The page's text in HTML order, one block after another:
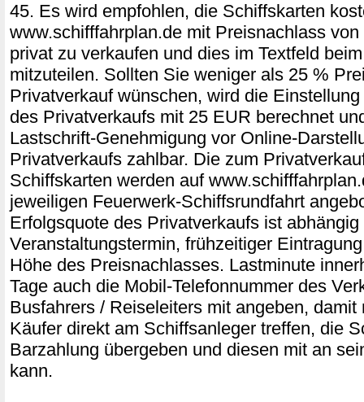
45. Es wird empfohlen, die Schiffskarten
www.schifffahrplan.de mit Preisnachlass
privat zu verkaufen und dies im Textfeld
mitzuteilen. Sollten Sie weniger als 25 %
Privatverkauf wünschen, wird die
des Privatverkaufs mit 25 EUR berechnet
Lastschrift-Genehmigung vor Online-
Privatverkaufs zahlbar. Die zum
Schiffskarten werden auf
jeweiligen Feuerwerk-Schiffsrundfahrt
Erfolgsquote des Privatverkaufs ist abhängig
Veranstaltungstermin, frühzeitiger
Höhe des Preisnachlasses. Lastminute
Tage auch die Mobil-Telefonnummer des
Busfahrers / Reiseleiters mit angeben, damit
Käufer direkt am Schiffsanleger treffen, die
Barzahlung übergeben und diesen mit an
kann.